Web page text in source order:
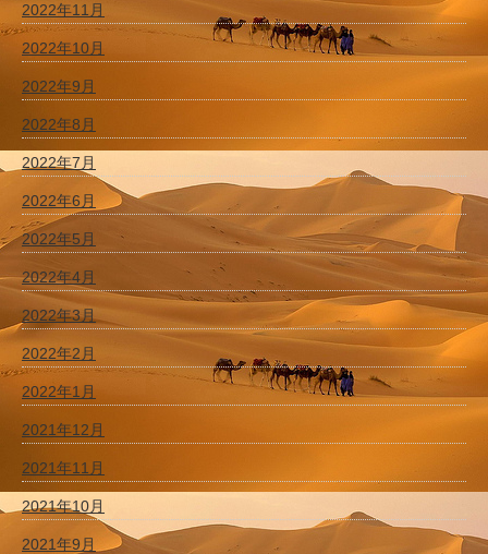
2022年11月
2022年10月
2022年9月
2022年8月
2022年7月
2022年6月
2022年5月
2022年4月
2022年3月
2022年2月
2022年1月
2021年12月
2021年11月
2021年10月
2021年9月